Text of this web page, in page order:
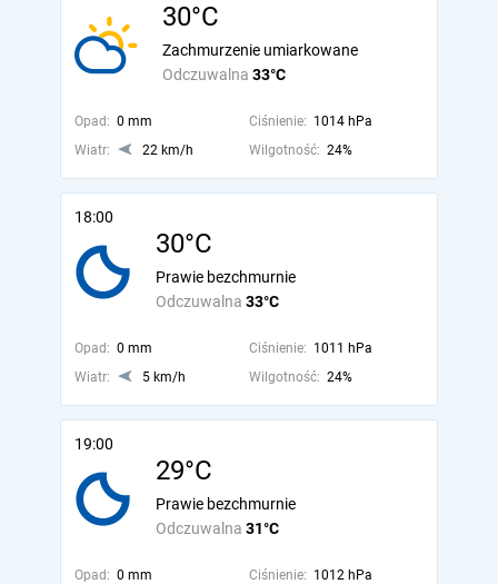
30°C
Odczuwalna 33°C
Zachmurzenie umiarkowane
Opad: 0 mm Ciśnienie: 1014 hPa
Wiatr:
22 km/h Wilgotność: 24%
18:00
30°C
Odczuwalna 33°C
Prawie bezchmurnie
Opad: 0 mm Ciśnienie: 1011 hPa
Wiatr:
5 km/h Wilgotność: 24%
19:00
29°C
Odczuwalna 31°C
Prawie bezchmurnie
Opad: 0 mm Ciśnienie: 1012 hPa